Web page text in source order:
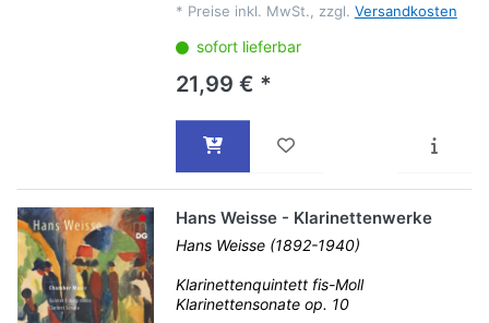
* Preise inkl. MwSt., zzgl. Versandkosten
sofort lieferbar
21,99 € *
Hans Weisse - Klarinettenwerke
Hans Weisse (1892-1940)
Klarinettenquintett fis-Moll
Klarinettensonate op. 10